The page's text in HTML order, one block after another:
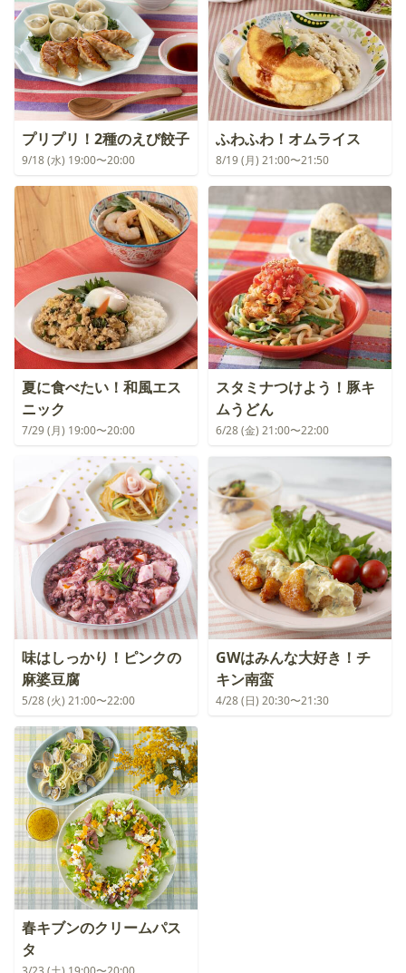
プリプリ！2種のえび餃子
9/18 (水) 19:00〜20:00
ふわふわ！オムライス
8/19 (月) 21:00〜21:50
夏に食べたい！和風エス
ニック
7/29 (月) 19:00〜20:00
スタミナつけよう！豚キ
ムうどん
6/28 (金) 21:00〜22:00
味はしっかり！ピンクの
麻婆豆腐
5/28 (火) 21:00〜22:00
GWはみんな大好き！チ
キン南蛮
4/28 (日) 20:30〜21:30
春キブンのクリームパス
タ